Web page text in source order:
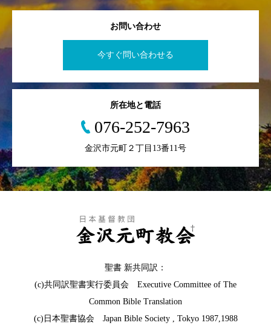
お問い合わせ
今すぐ問い合わせる
所在地と電話
076-252-7963
金沢市元町２丁目13番11号
聖書 新共同訳：
(c)共同訳聖書実行委員会 Executive Committee of The
Common Bible Translation
(c)日本聖書協会 Japan Bible Society , Tokyo 1987,1988